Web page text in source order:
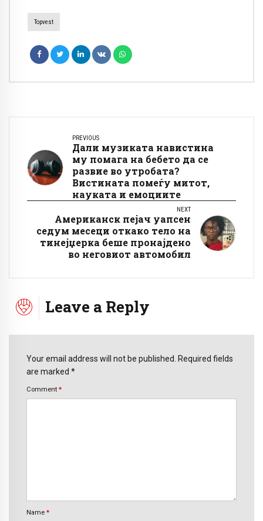
Topvest
PREVIOUS
Дали музиката навистина
му помага на бебето да се
развие во утробата?
Вистината помеѓу митот,
науката и емоциите
NEXT
Американск пејач уапсен
седум месеци откако тело на
тинејџерка беше пронајдено
во неговиот автомобил
Leave a Reply
Your email address will not be published. Required fields
are marked *
Comment *
Name *